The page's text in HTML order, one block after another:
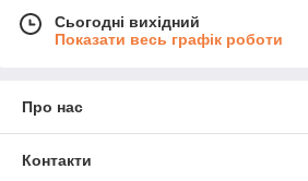
Сьогодні вихідний
Показати весь графік роботи
Про нас
Контакти